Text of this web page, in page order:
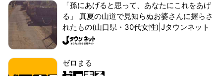
「孫にあげると思って、あなたにこれをあげ
る」 真夏の山道で見知らぬお婆さんに握らさ
れたもの(山口県・30代女性)|Jタウンネット
ゼロまる